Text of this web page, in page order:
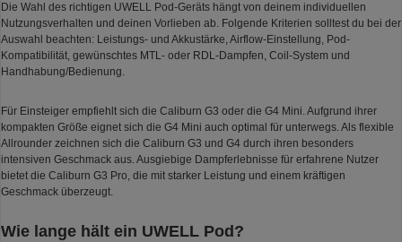
Die Wahl des richtigen UWELL Pod-Geräts hängt von deinem individuellen
Nutzungsverhalten und deinen Vorlieben ab. Folgende Kriterien solltest du bei der
Auswahl beachten: Leistungs- und Akkustärke, Airflow-Einstellung, Pod-
Kompatibilität, gewünschtes MTL- oder RDL-Dampfen, Coil-System und
Handhabung/Bedienung.
Für Einsteiger empfiehlt sich die Caliburn G3 oder die G4 Mini. Aufgrund ihrer
kompakten Größe eignet sich die G4 Mini auch optimal für unterwegs. Als flexible
Allrounder zeichnen sich die Caliburn G3 und G4 durch ihren besonders
intensiven Geschmack aus. Ausgiebige Dampferlebnisse für erfahrene Nutzer
bietet die Caliburn G3 Pro, die mit starker Leistung und einem kräftigen
Geschmack überzeugt.
Wie lange hält ein UWELL Pod?